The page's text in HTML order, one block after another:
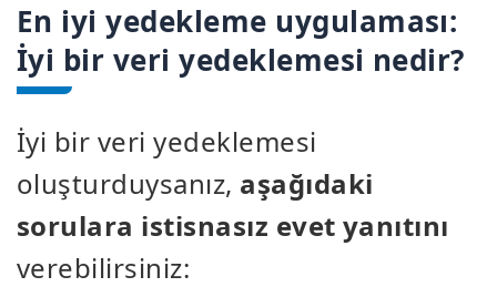
En iyi yedekleme uygulaması:
İyi bir veri yedeklemesi nedir?
İyi bir veri yedeklemesi
oluşturduysanız, aşağıdaki
sorulara istisnasız evet yanıtını
verebilirsiniz: